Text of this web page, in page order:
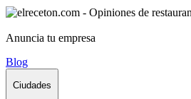
Anuncia tu empresa
Blog
Ciudades